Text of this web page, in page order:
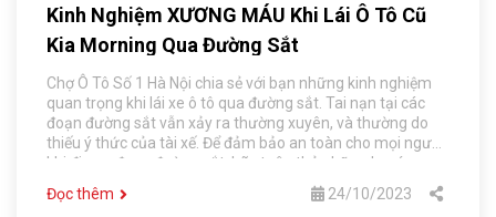
Kinh Nghiệm XƯƠNG MÁU Khi Lái Ô Tô Cũ
Kia Morning Qua Đường Sắt
Chợ Ô Tô Số 1 Hà Nội chia sẻ với bạn những kinh nghiệm
quan trọng khi lái xe ô tô qua đường sắt. Tai nạn tại các
đoạn đường sắt vẫn xảy ra thường xuyên, và thường do
thiếu ý thức của tài xế. Để đảm bảo an toàn cho mọi người
khi đi qua đoạn đường sắt, hãy tuân thủ những lưu ý cơ
Đọc thêm 24/10/2023